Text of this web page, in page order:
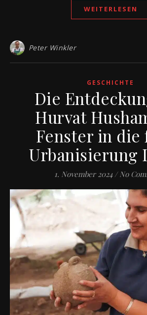
WEITERLESEN
Peter Winkler
GESCHICHTE
Die
Hurvat
Fenster in die
Urbanisierung
1. November 2024 / No